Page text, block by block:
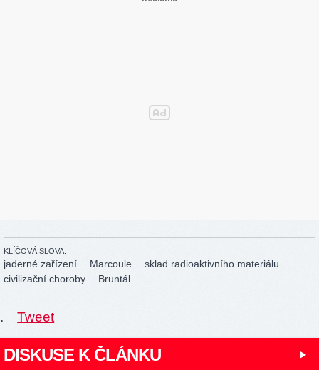
KLÍČOVÁ SLOVA:
jaderné zařízení Marcoule
sklad radioaktivního materiálu
civilizační choroby
Bruntál
. Tweet
DISKUSE K ČLÁNKU